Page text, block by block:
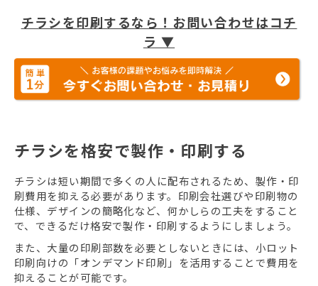
チラシを印刷するなら！お問い合わせはコチ
ラ ▼
チラシを格安で製作・印刷する
チラシは短い期間で多くの人に配布されるため、製作・印
刷費用を抑える必要があります。印刷会社選びや印刷物の
仕様、デザインの簡略化など、何かしらの工夫をすること
で、できるだけ格安で製作・印刷するようにしましょう。
また、大量の印刷部数を必要としないときには、小ロット
印刷向けの「オンデマンド印刷」を活用することで費用を
抑えることが可能です。